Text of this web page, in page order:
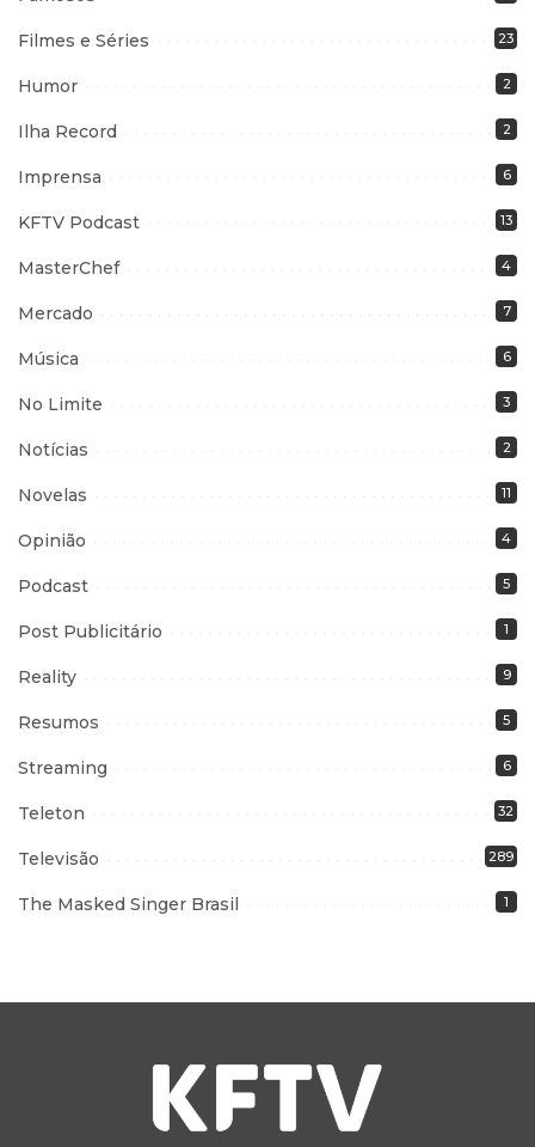
Filmes e Séries 23
Humor 2
Ilha Record 2
Imprensa 6
KFTV Podcast 13
MasterChef 4
Mercado 7
Música 6
No Limite 3
Notícias 2
Novelas 11
Opinião 4
Podcast 5
Post Publicitário 1
Reality 9
Resumos 5
Streaming 6
Teleton 32
Televisão 289
The Masked Singer Brasil 1